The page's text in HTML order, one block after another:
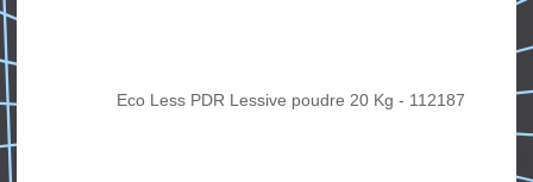
Eco Less PDR Lessive poudre 20 Kg - 112187